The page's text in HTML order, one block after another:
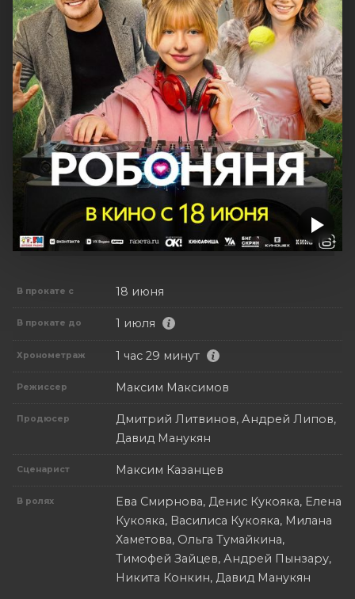
В прокате с 18 июня
В прокате до 1 июля
Хронометраж 1 час 29 минут
Режиссер Максим Максимов
Продюсер
Дмитрий Литвинов, Андрей Липов,
Давид Манукян
Сценарист Максим Казанцев
В ролях
Ева Смирнова, Денис Кукояка, Елена
Кукояка, Василиса Кукояка, Милана
Хаметова, Ольга Тумайкина,
Тимофей Зайцев, Андрей Пынзару,
Никита Конкин, Давид Манукян